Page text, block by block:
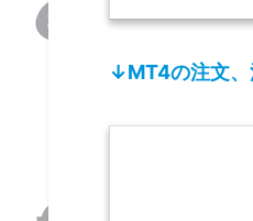
↓MT4の注文